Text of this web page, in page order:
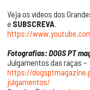
Veja os vídeos dos
e SUBSCREVA.
https://
Fotografias: DOGS PT
Julgamentos das raças –
https://
julgamentos/